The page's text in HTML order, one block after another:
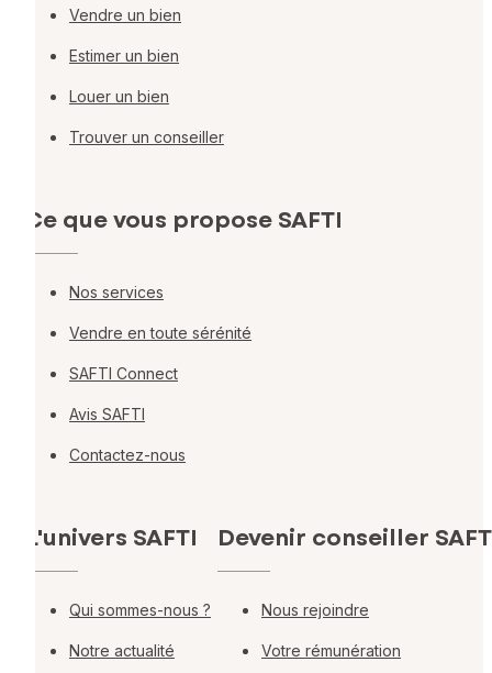
Vendre un bien
Estimer un bien
Louer un bien
Trouver un conseiller
Ce que vous propose SAFTI
Nos services
Vendre en toute sérénité
SAFTI Connect
Avis SAFTI
Contactez-nous
L'univers SAFTI
Qui sommes-nous ?
Notre actualité
Devenir conseiller
Nous rejoindre
Votre rémunération